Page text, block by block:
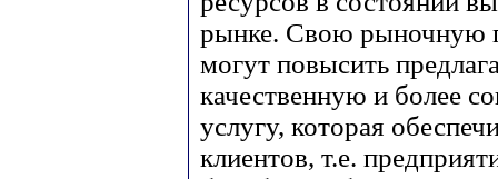
рынке. Свою рыночную
могут повысить
качественную и более
услугу, которая
клиентов, т.е.